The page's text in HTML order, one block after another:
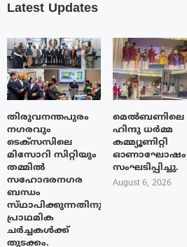
Latest Updates
തിരുവനന്തപുരം
നഗരവും
ടെക്‌സസിലെ
മിസോറി സിറ്റിയും
തമ്മിൽ
സഹോദരനഗര
ബന്ധം
സ്‌ഥാപിക്കുന്നതിനുള്ള
പ്രാഥമിക
ചർച്ചകൾക്ക്
തുടക്കം.
മെൽബണിലെ
ഹിന്ദു ധർമ്മ
കമ്മ്യൂണിറ്റി
ഓണാഘോഷം
സംഘടിപ്പിച്ചു.
August 6, 2026